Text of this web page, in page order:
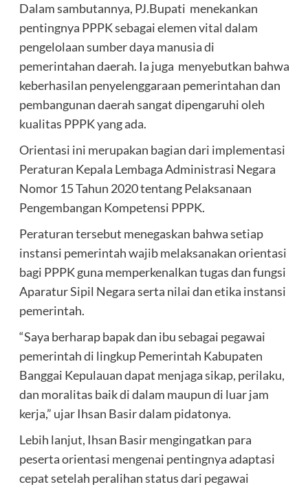
Dalam sambutannya, PJ.Bupati menekankan
pentingnya PPPK sebagai elemen vital dalam
pengelolaan sumber daya manusia di
pemerintahan daerah. Ia juga menyebutkan bahwa
keberhasilan penyelenggaraan pemerintahan dan
pembangunan daerah sangat dipengaruhi oleh
kualitas PPPK yang ada.
Orientasi ini merupakan bagian dari implementasi
Peraturan Kepala Lembaga Administrasi Negara
Nomor 15 Tahun 2020 tentang Pelaksanaan
Pengembangan Kompetensi PPPK.
Peraturan tersebut menegaskan bahwa setiap
instansi pemerintah wajib melaksanakan orientasi
bagi PPPK guna memperkenalkan tugas dan fungsi
Aparatur Sipil Negara serta nilai dan etika instansi
pemerintah.
“Saya berharap bapak dan ibu sebagai pegawai
pemerintah di lingkup Pemerintah Kabupaten
Banggai Kepulauan dapat menjaga sikap, perilaku,
dan moralitas baik di dalam maupun di luar jam
kerja,” ujar Ihsan Basir dalam pidatonya.
Lebih lanjut, Ihsan Basir mengingatkan para
peserta orientasi mengenai pentingnya adaptasi
cepat setelah peralihan status dari pegawai